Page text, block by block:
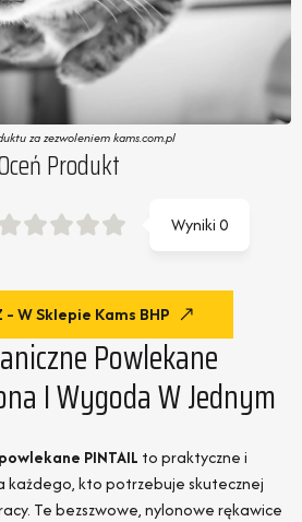
za zezwoleniem kams.com.pl
Produkt
Wyniki0
- W Sklepie Kams BHP
Powlekane
I Wygoda W Jednym
PINTAIL to praktyczne i
każdego, kto potrzebuje skutecznej
Te bezszwowe, nylonowe rękawice